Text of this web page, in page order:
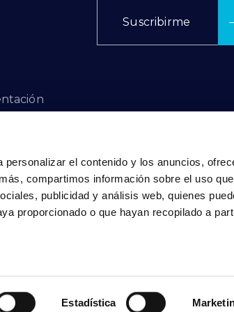
el contenido y los anuncios,
compartimos información sobre el uso
publicidad y análisis web, quienes
proporcionado o que hayan recopilado a
Estadística
Suscribirme
de Privacidad|Política de Cookies